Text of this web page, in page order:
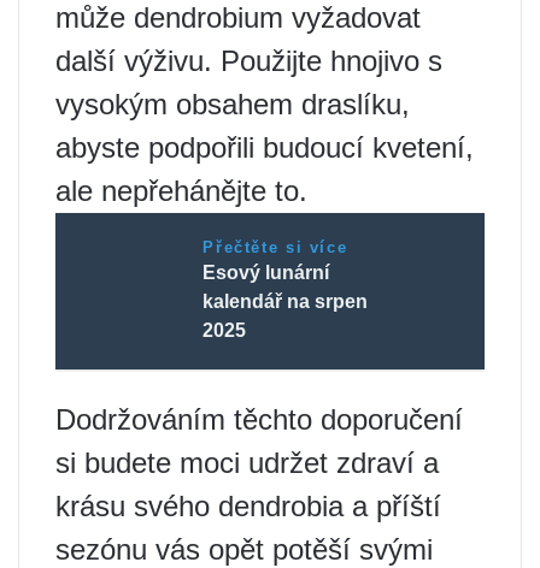
může dendrobium vyžadovat
další výživu. Použijte hnojivo s
vysokým obsahem draslíku,
abyste podpořili budoucí kvetení,
ale nepřehánějte to.
Přečtěte si více
Esový lunární
kalendář na srpen
2025
Dodržováním těchto doporučení
si budete moci udržet zdraví a
krásu svého dendrobia a příští
sezónu vás opět potěší svými